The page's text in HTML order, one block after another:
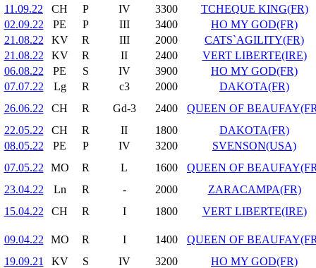
11.09.22 CH P IV 3300
TCHEQUE KING(FR)
02.09.22
PE P III 3400
HO MY GOD(FR)
21.08.22
KV R III 2000
CATS`AGILITY(FR)
21.08.22
KV R II 2400
VERT LIBERTE(IRE)
06.08.22
PE S IV 3900
HO MY GOD(FR)
07.07.22
Lg R c3 2000
DAKOTA(FR)
26.06.22
CH R Gd-3 2400
QUEEN OF
22.05.22
CH R II 1800
DAKOTA(FR)
08.05.22
PE P IV 3200
SVENSON(USA)
07.05.22
MO R L 1600
QUEEN OF
23.04.22
Ln R - 2000
ZARACAMPA(FR)
15.04.22
CH R I 1800 VERT LIBERTE(IRE)
09.04.22 MO R I 1400
QUEEN OF
19.09.21
KV S IV 3200
HO MY GOD(FR)